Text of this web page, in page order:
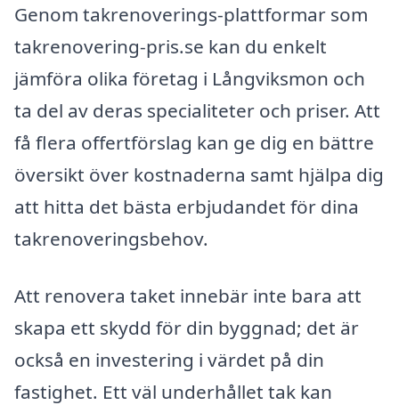
Genom takrenoverings-plattformar som
takrenovering-pris.se kan du enkelt
jämföra olika företag i Långviksmon och
ta del av deras specialiteter och priser. Att
få flera offertförslag kan ge dig en bättre
översikt över kostnaderna samt hjälpa dig
att hitta det bästa erbjudandet för dina
takrenoveringsbehov.
Att renovera taket innebär inte bara att
skapa ett skydd för din byggnad; det är
också en investering i värdet på din
fastighet. Ett väl underhållet tak kan